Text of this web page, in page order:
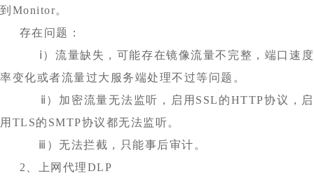
到Monitor。
存在问题：
ⅰ）流量缺失，可能存在镜像流量不完整，端口速度
率变化或者流量过大服务端处理不过等问题。
ⅱ）加密流量无法监听，启用SSL的HTTP协议，启
用TLS的SMTP协议都无法监听。
ⅲ）无法拦截，只能事后审计。
2、上网代理DLP